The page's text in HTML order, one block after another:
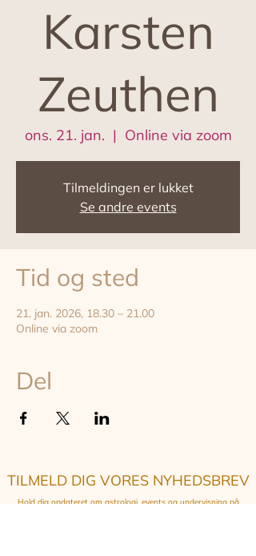
Karsten
Zeuthen
ons. 21. jan.
  |
Online via zoom
Tilmeldingen er lukket
Se andre events
Tid og sted
21. jan. 2026, 18.30 – 21.00
Online via zoom
Del
TILMELD DIG VORES NYHEDSBREV
Hold dig opdateret om astrologi, events og undervisning på